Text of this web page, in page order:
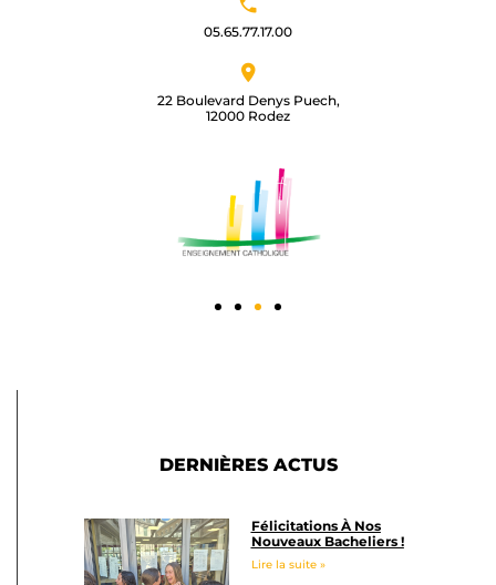
05.65.77.17.00​
22 Boulevard Denys Puech,
12000 Rodez​
DERNIÈRES ACTUS
Félicitations À Nos
Nouveaux Bacheliers !
Lire la suite »